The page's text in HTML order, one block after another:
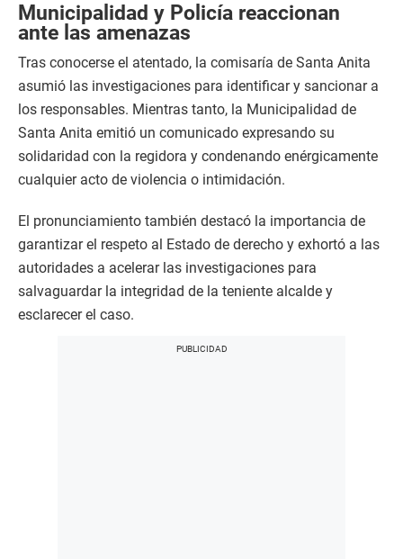
Municipalidad y Policía reaccionan
ante las amenazas
Tras conocerse el atentado, la comisaría de Santa Anita
asumió las investigaciones para identificar y sancionar a
los responsables. Mientras tanto, la Municipalidad de
Santa Anita emitió un comunicado expresando su
solidaridad con la regidora y condenando enérgicamente
cualquier acto de violencia o intimidación.
El pronunciamiento también destacó la importancia de
garantizar el respeto al Estado de derecho y exhortó a las
autoridades a acelerar las investigaciones para
salvaguardar la integridad de la teniente alcalde y
esclarecer el caso.